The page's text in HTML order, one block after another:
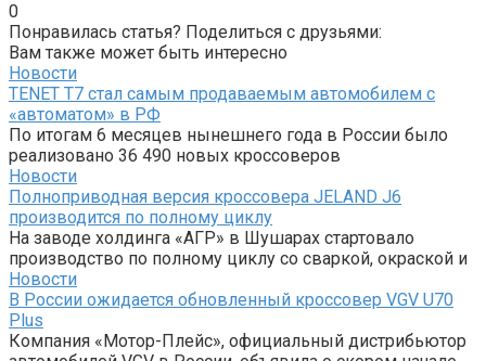
0
Понравилась статья? Поделиться с друзьями:
Вам также может быть интересно
Новости
TENET T7 стал самым продаваемым автомобилем с
«автоматом» в РФ
По итогам 6 месяцев нынешнего года в России было
реализовано 36 490 новых кроссоверов
Новости
Полноприводная версия кроссовера JELAND J6
производится по полному циклу
На заводе холдинга «АГР» в Шушарах стартовало
производство по полному циклу со сваркой, окраской и
Новости
В России ожидается обновленный кроссовер VGV U70
Plus
Компания «Мотор-Плейс», официальный дистрибьютор